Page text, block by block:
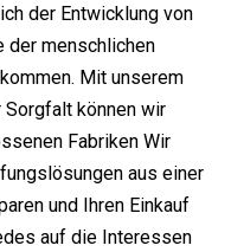
der Entwicklung von
der menschlichen
Mit unserem
können wir
Fabriken Wir
aus einer
und Ihren Einkauf
auf die Interessen